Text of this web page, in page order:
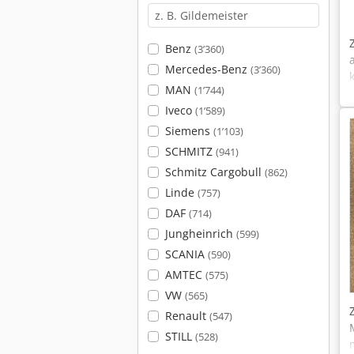
Benz (3’360)
Mercedes-Benz (3’360)
MAN (1’744)
Iveco (1’589)
Siemens (1’103)
SCHMITZ (941)
Schmitz Cargobull (862)
Linde (757)
DAF (714)
Jungheinrich (599)
SCANIA (590)
AMTEC (575)
VW (565)
Renault (547)
STILL (528)